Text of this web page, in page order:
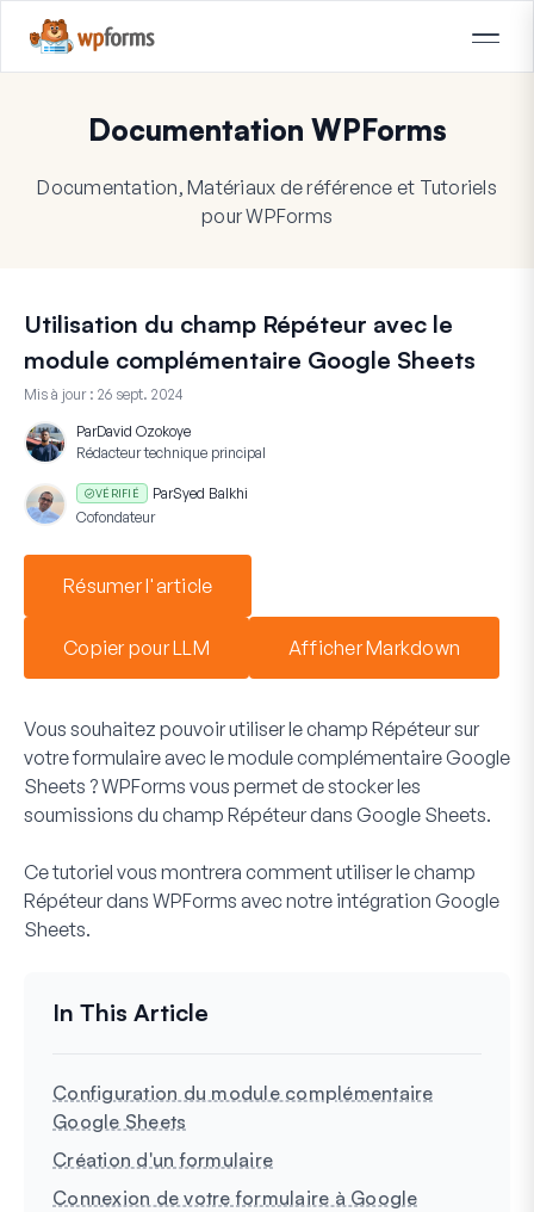
Documentation WPForms
Documentation, Matériaux de référence et Tutoriels
pour WPForms
Utilisation du champ Répéteur avec le
module complémentaire Google Sheets
Mis à jour : 26 sept. 2024
ParDavid Ozokoye
Rédacteur technique principal
VÉRIFIÉ ParSyed Balkhi
Cofondateur
Résumer l'article
Copier pour LLM Afficher Markdown
Vous souhaitez pouvoir utiliser le champ Répéteur sur
votre formulaire avec le module complémentaire Google
Sheets ? WPForms vous permet de stocker les
soumissions du champ Répéteur dans Google Sheets.
Ce tutoriel vous montrera comment utiliser le champ
Répéteur dans WPForms avec notre intégration Google
Sheets.
Configuration du module complémentaire
Google Sheets
Création d'un formulaire
Connexion de votre formulaire à Google